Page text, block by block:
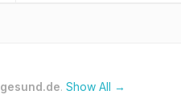
gesund.de. Show All →